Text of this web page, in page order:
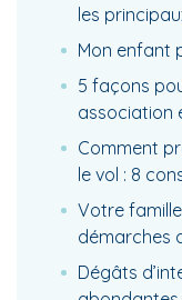
les
Mon enfant
5 façons
association
Comment
le vol : 8
Votre
démarches
Dégâts